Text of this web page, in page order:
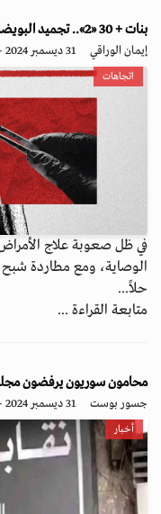
بنات + 30 «2».. تجميد البويضات في مصر حق مؤجل أم ترف محظور؟
إيمان الوراقي 31 ديسمبر 2024 - 20:23
اتجاهات
في ظل صعوبة علاج الأمراض
الوصاية، ومع مطاردة
حلاً...
متابعة القراءة ...
محامون سوريون يرفضون مجلس
جسور بوست 31 ديسمبر 2024 - 20:01
أخبار